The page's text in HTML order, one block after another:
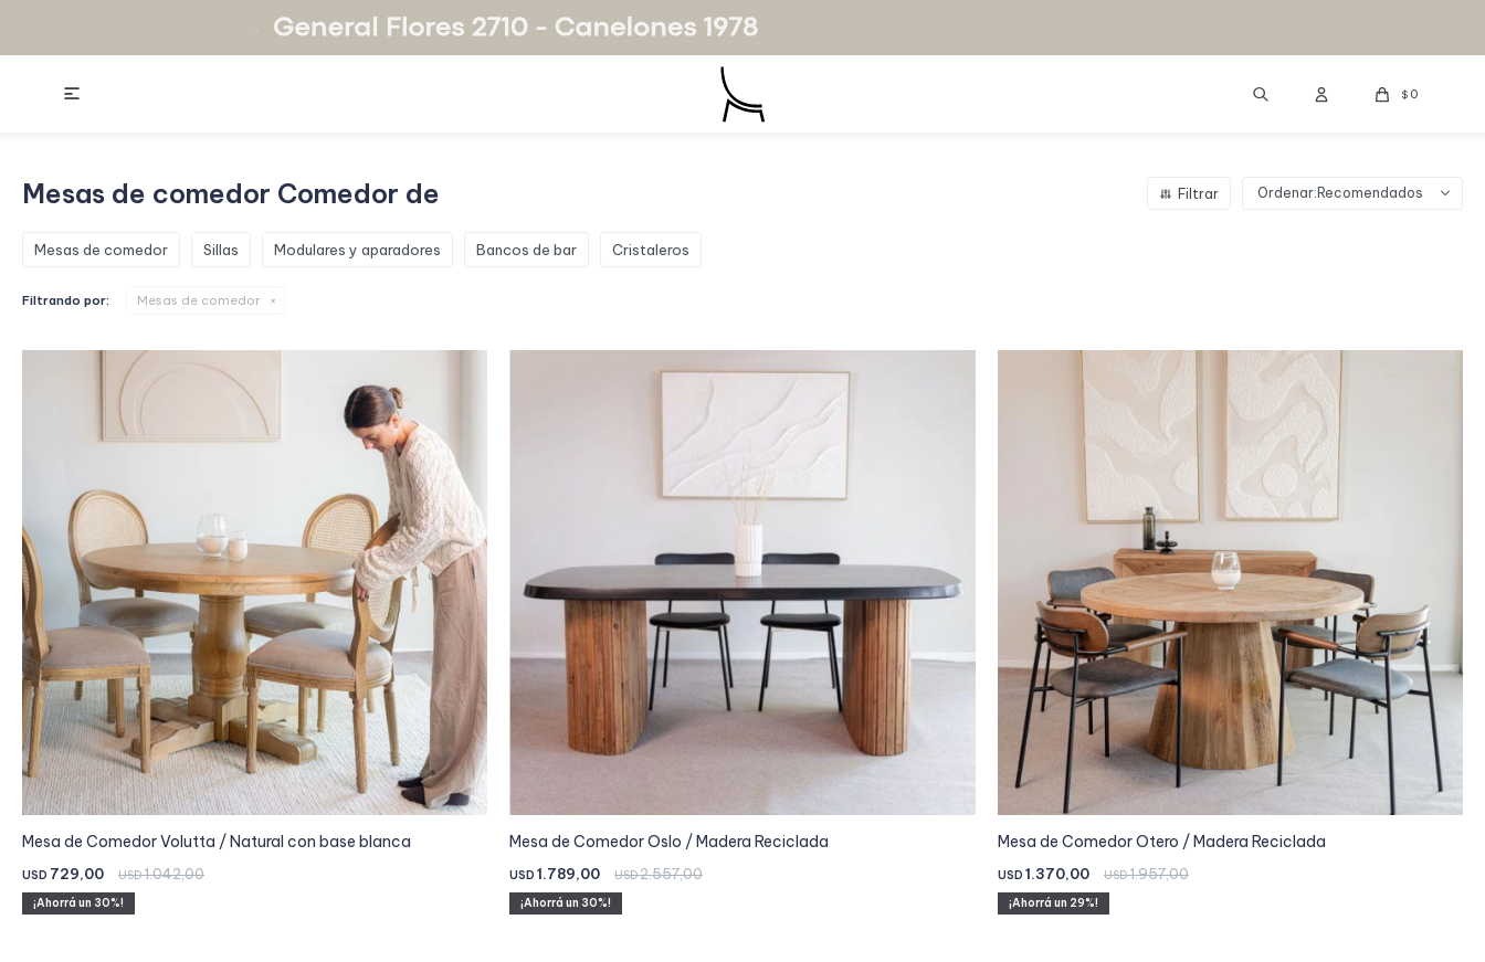
$ 0

Mesas de comedor Comedor de Recomendados
Mesas de comedor Sillas Modulares y aparadores Bancos de bar Cristaleros
Filtrando por: Mesas de comedor
Mesa de Comedor Volutta / Natural con base blanca
USD 729,00 USD1.042,00
30
Mesa de Comedor Oslo / Madera Reciclada
USD 1.789,00 USD2.557,00
30
Mesa de Comedor Otero / Madera Reciclada
USD 1.370,00 USD1.957,00
29